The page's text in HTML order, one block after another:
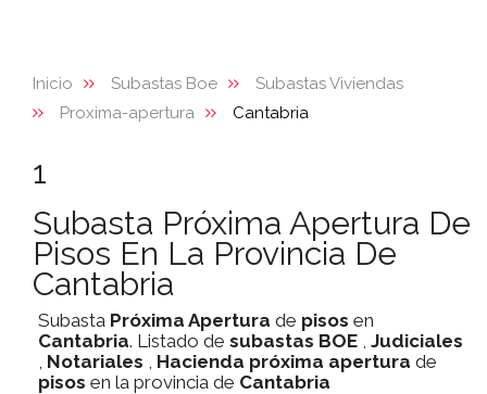
Inicio Subastas Boe
Subastas Viviendas
Proxima-apertura
Cantabria
1
Subasta Próxima Apertura De
Pisos En La Provincia De
Cantabria
Subasta Próxima Apertura de pisos en
Cantabria. Listado de subastas BOE , Judiciales
, Notariales , Hacienda próxima apertura de
pisos en la provincia de Cantabria